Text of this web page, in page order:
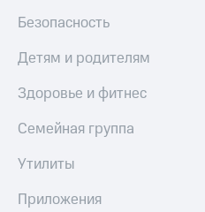
Безопасность
Детям и родителям
Здоровье и фитнес
Семейная группа
Утилиты
Приложения